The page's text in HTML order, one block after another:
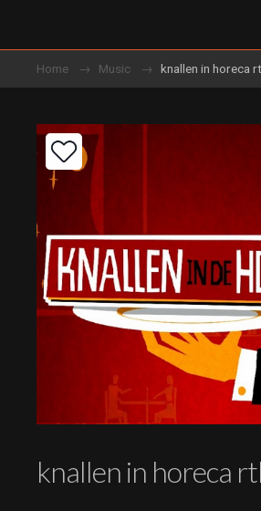
Home Music knallen in horeca
knallen in horeca rtl